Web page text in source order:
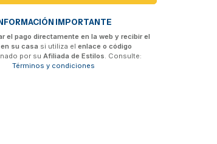
INFORMACIÓN IMPORTANTE
el pago directamente en la web y recibir el
su casa si utiliza el enlace o código
por su Afiliada de Estilos. Consulte:
Términos y condiciones